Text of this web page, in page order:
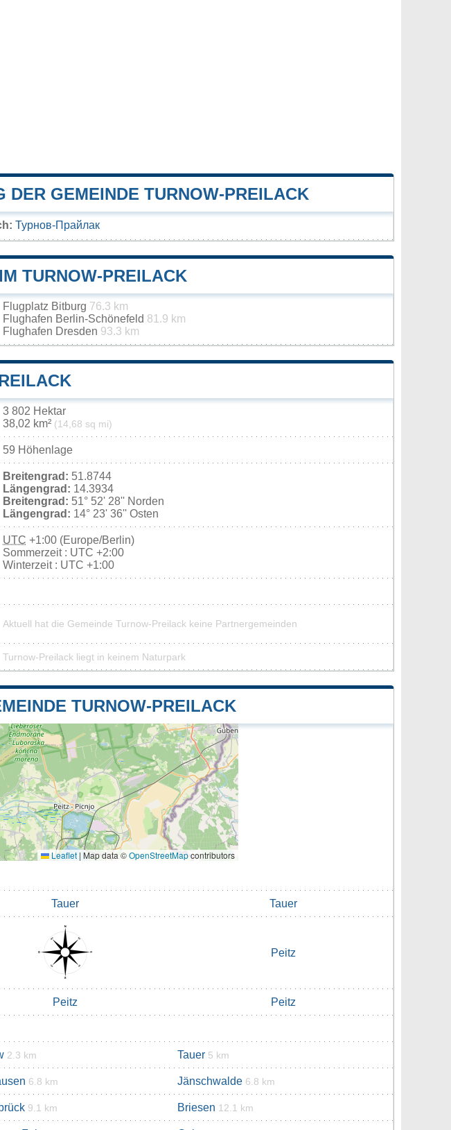
DER GEMEINDE TURNOW-PREILACK
Турнов-Прайлак
TURNOW-PREILACK
Flugplatz Bitburg 76.3 km
Flughafen Berlin-Schönefeld 81.9 km
Flughafen Dresden 93.3 km
3 802 Hektar
38,02 km² (14,68 sq mi)
59 Höhenlage
Breitengrad: 51.8744
Längengrad: 14.3934
Breitengrad: 51° 52' 28'' Norden
Längengrad: 14° 23' 36'' Osten
UTC +1:00 (Europe/Berlin)
Sommerzeit : UTC +2:00
Winterzeit : UTC +1:00
Aktuell hat die Gemeinde Turnow-Preilack keine Partnergemeinden
Turnow-Preilack liegt in keinem Naturpark
TURNOW-PREILACK
Leaflet | Map data ©OpenStreetMapcontributors
Tauer Tauer
Peitz
Peitz Peitz
2.3 km Tauer 5 km
6.8 km Jänschwalde 6.8 km
9.1 km Briesen 12.1 km